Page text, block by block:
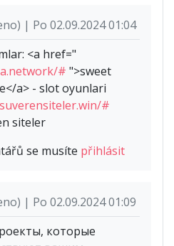
| Po 02.09.2024 01:04
<a href="
# ">sweet
a> - slot oyunlari
#
siteler
se musíte přihlásit
| Po 02.09.2024 01:09
которые